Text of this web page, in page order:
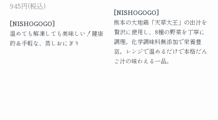
945円(税込)
[NISHOGOGO]
温めても解凍しても美味しい！健康
的＆手軽な、蒸しおにぎり
[NISHOGOGO]
熊本の大地鶏「天草大王」の出汁を
贅沢に使用し、8種の野菜を丁寧に
調理。化学調味料無添加で栄養豊
富。レンジで温めるだけで本格だん
ご汁の味わえる一品。